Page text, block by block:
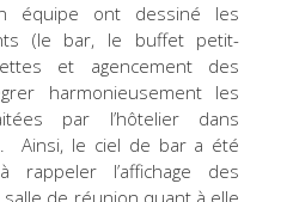
équipe ont dessiné les
(le bar, le buffet petit-
et agencement des
harmonieusement les
par l’hôtelier dans
Ainsi, le ciel de bar a été
l’affichage des